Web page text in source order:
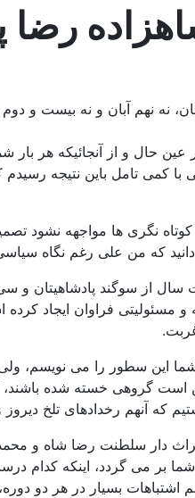
رضا
نه نهم آبان و نه بیست و
حال و از آنجائیکه هر
ولی با کمی تامل باین
کوتاه نگری ها مواجهه
که من علی رغم نگاه سیاسی
از سوگند پادشاهیتان و
مسئولیتی فراوان ایجاد
این سطور را می نویسم،
است گروهی خسته شده
که آنهم رخدادهای تلخ
دار سلطنت رضا شاه و محمد
بر می گردد، اینکه کدام
بسیار در هر دو